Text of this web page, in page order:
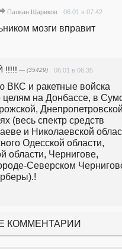
Палкан Шариков 06.01 в 07:42
мозги вправит
!!!!! — (35429) 06.01 в 06:35
ВКС и ракетные войска
на Донбассе, в
(весь спектр средств
и Николаевской
Одесской области,
области, Чернигове,
Северском
КОММЕНТАРИИ